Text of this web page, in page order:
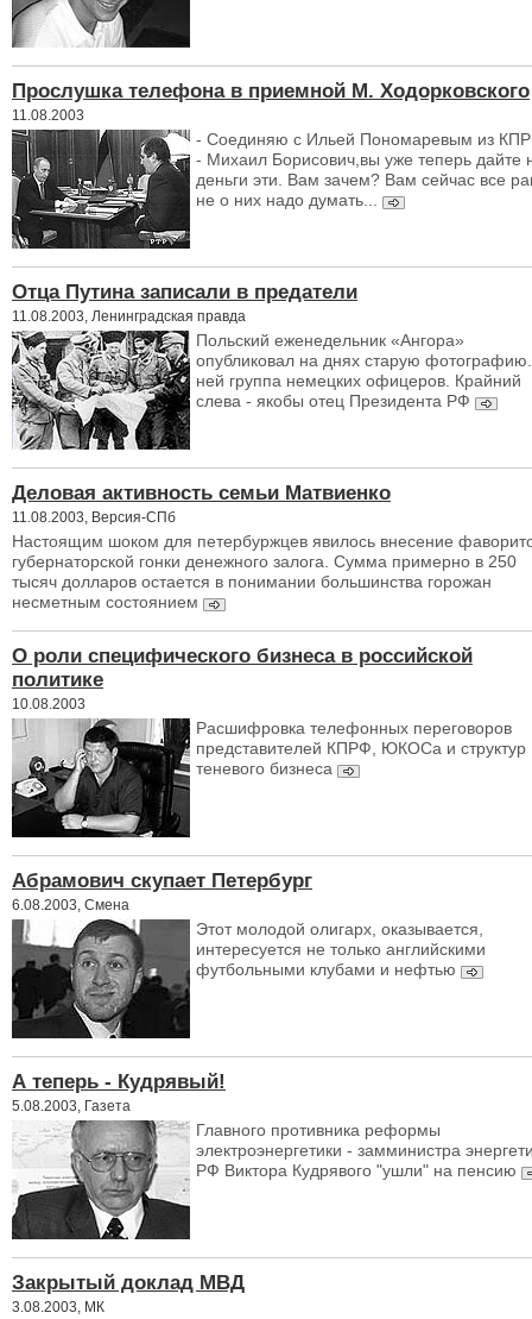
Прослушка телефона в приемной М. Ходорковского
11.08.2003
- Соединяю с Ильей Пономаревым из
- Михаил Борисович,вы уже теперь дайте
деньги эти. Вам зачем? Вам сейчас все
не о них надо думать...
Отца Путина записали в предатели
11.08.2003, Ленинградская правда
Польский еженедельник «Ангора»
опубликовал на днях старую
ней группа немецких офицеров. Крайний
слева - якобы отец Президента РФ
Деловая активность семьи Матвиенко
11.08.2003, Версия-СПб
Настоящим шоком для петербуржцев явилось внесение
губернаторской гонки денежного залога. Сумма примерно в 250
тысяч долларов остается в понимании большинства горожан
несметным состоянием
О роли специфического бизнеса в российской
политике
10.08.2003
Расшифровка телефонных переговоров
представителей КПРФ, ЮКОСа и структур
теневого бизнеса
Абрамович скупает Петербург
6.08.2003, Смена
Этот молодой олигарх, оказывается,
интересуется не только английскими
футбольными клубами и нефтью
А теперь - Кудрявый!
5.08.2003, Газета
Главного противника реформы
электроэнергетики - замминистра
РФ Виктора Кудрявого "ушли" на пенсию
Закрытый доклад МВД
3.08.2003, МК